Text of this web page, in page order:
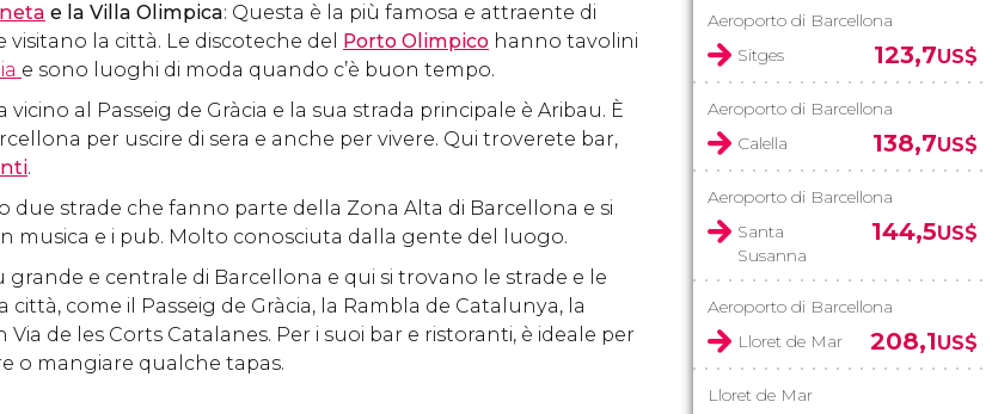
e la Villa Olimpica: Questa è la più famosa e attraente di
la città. Le discoteche del Porto Olimpico hanno tavolini
e sono luoghi di moda quando c’è buon tempo.
vicino al Passeig de Gràcia e la sua strada principale è Aribau. È
per uscire di sera e anche per vivere. Qui troverete bar,
.
due strade che fanno parte della Zona Alta di Barcellona e si
musica e i pub. Molto conosciuta dalla gente del luogo.
grande e centrale di Barcellona e qui si trovano le strade e le
città, come il Passeig de Gràcia, la Rambla de Catalunya, la
Via de les Corts Catalanes. Per i suoi bar e ristoranti, è ideale per
o mangiare qualche tapas.
Aeroporto di Barcellona
Sitges
123,7US$
Aeroporto di Barcellona
Calella
138,7US$
Aeroporto di Barcellona
Santa
Susanna
144,5US$
Aeroporto di Barcellona
Lloret de Mar
208,1US$
Lloret de Mar